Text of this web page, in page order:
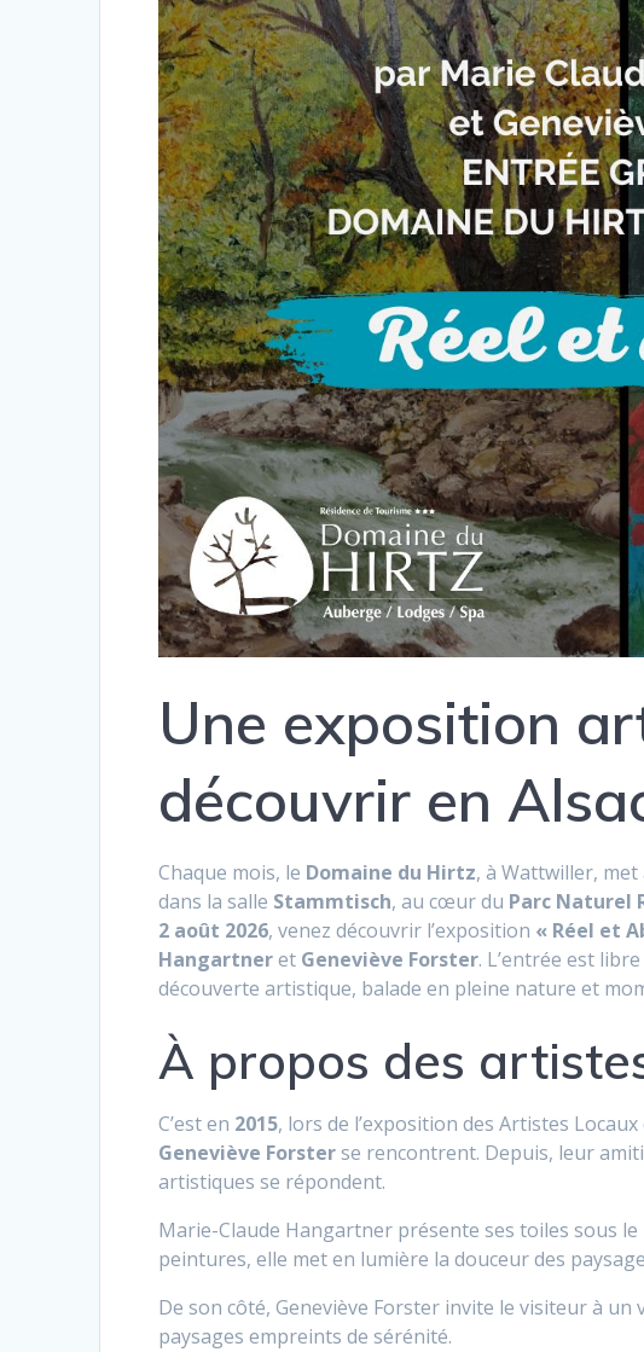
Une exposition
découvrir en
Chaque mois, le Domaine du Hirtz, à Wattwiller,
dans la salle Stammtisch, au cœur du Parc Naturel
2 août 2026, venez découvrir l’exposition « Réel et
Hangartneret Geneviève Forster. L’entrée est
découverte artistique, balade en pleine nature et
À propos des
C’est en 2015, lors de l’exposition des Artistes
Geneviève Forsterse rencontrent. Depuis, leur
artistiques se répondent.
Marie-Claude Hangartner présente ses toiles sous le
peintures, elle met en lumière la douceur des
De son côté, Geneviève Forster invite le visiteur à
paysages empreints de sérénité.